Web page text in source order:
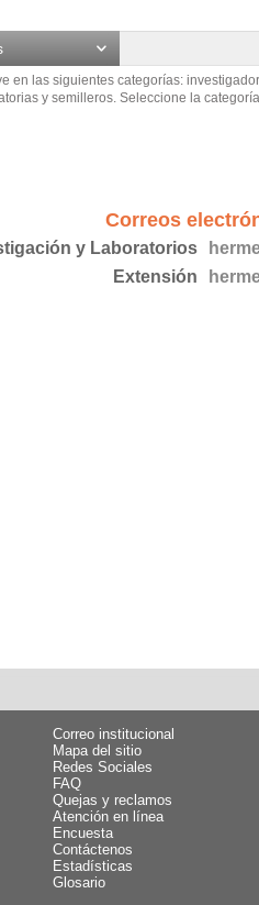
en las siguientes categorías:
y semilleros. Seleccione la
Correos
y Laboratorios
Extensión
Correo institucional
Mapa del sitio
Redes Sociales
FAQ
Quejas y reclamos
Atención en línea
Encuesta
Contáctenos
Estadísticas
Glosario